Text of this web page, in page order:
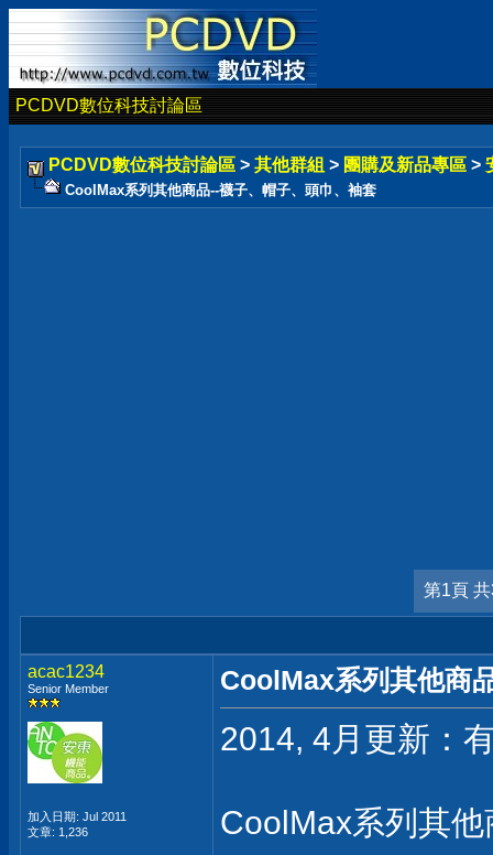
PCDVD數位科技討論區
PCDVD數位科技討論區 > 其他群組 > 團購及新品專區 >
CoolMax系列其他商品--襪子、帽子、頭巾、袖套
第1頁
acac1234
Senior Member
加入日期: Jul 2011
文章: 1,236
CoolMax系列其他商
2014, 4月更新：
CoolMax系列其